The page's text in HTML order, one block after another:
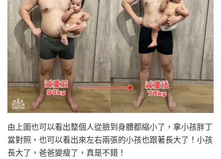
由上圖也可以看出整個人從臉到身體都縮小了，拿小孩胖丁
當對照，也可以看出來左右兩張的小孩也跟著長大了！小孩
長大了，爸爸變瘦了，真是不錯！